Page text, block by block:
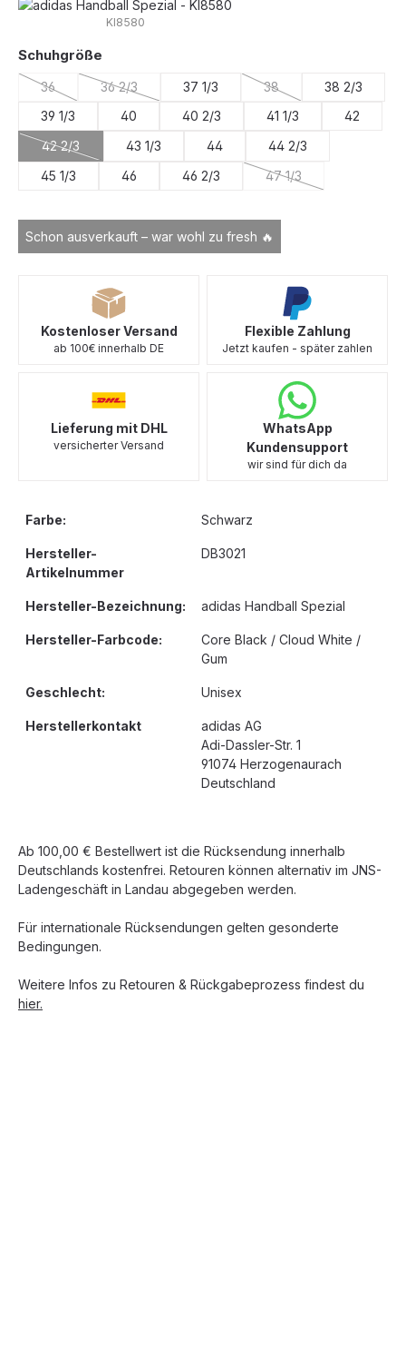
Schon ausverkauft – war wohl zu fresh 🔥
KI8580
Schuhgröße
36
(Diese Option ist zurzeit nicht verfügbar.)
36 2/3
(Diese Option ist zurzeit nicht verfügbar.)
37 1/3 38
(Diese Option ist zurzeit
38 2/3
39 1/3
40 40 2/3 41 1/3
42
42 2/3
(Diese Option ist zurzeit nicht verfügbar.)
43 1/3 44
44 2/3
45 1/3
46 46 2/3 47 1/3
(Diese Option ist
Kostenloser Versand
ab 100€ innerhalb DE
Flexible Zahlung
Jetzt kaufen - später zahlen
Lieferung mit DHL
versicherter Versand
WhatsApp
Kundensupport
wir sind für dich da
Farbe: Schwarz
Hersteller-
Artikelnummer
DB3021
Hersteller-Bezeichnung: adidas Handball Spezial
Hersteller-Farbcode:
Core Black / Cloud White /
Gum
Geschlecht: Unisex
Herstellerkontakt
adidas AG
Adi-Dassler-Str. 1
91074 Herzogenaurach
Deutschland
Ab 100,00 € Bestellwert ist die Rücksendung innerhalb
Deutschlands kostenfrei. Retouren können alternativ im JNS-
Ladengeschäft in Landau abgegeben werden.
Für internationale Rücksendungen gelten gesonderte
Bedingungen.
Weitere Infos zu Retouren & Rückgabeprozess findest du
hier.